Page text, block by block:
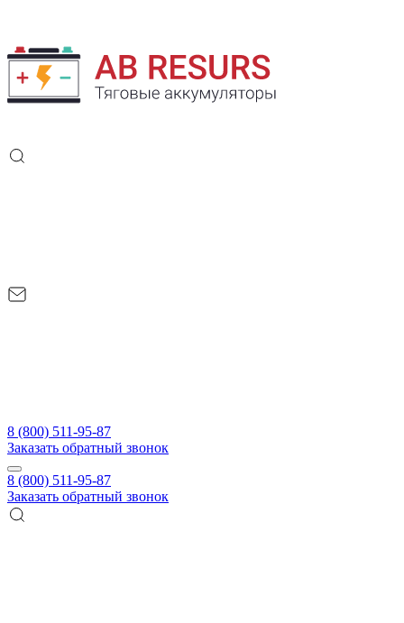
8 (800) 511-95-87
Заказать обратный звонок
8 (800) 511-95-87
Заказать обратный звонок